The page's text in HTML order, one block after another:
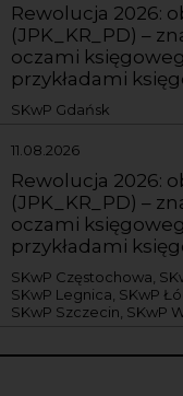
Rewolucja 2026:
(JPK_KR_PD) –
oczami
przykładami
SKwP Gdańsk
11.08.2026
Rewolucja 2026:
(JPK_KR_PD) –
oczami
przykładami
SKwP Częstochowa,
SKwP Legnica, SKwP
SKwP Szczecin, SKwP